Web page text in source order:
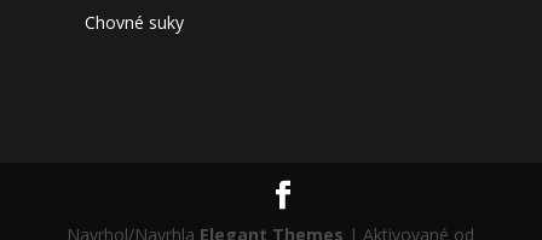
Chovné suky
Navrhol/Navrhla Elegant Themes | Aktivované od